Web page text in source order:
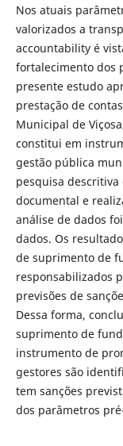
Nos atuais
valorizados a
accountability é
fortalecimento dos
presente estudo
prestação de
Municipal de
constitui em
gestão pública
pesquisa
documental e
análise de dados
dados. Os
de suprimento de
responsabilizados
previsões de
Dessa forma,
suprimento de
instrumento de
gestores são
tem sanções
dos parâmetros